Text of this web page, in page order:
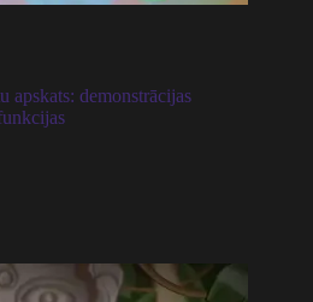
apskats: demonstrācijas